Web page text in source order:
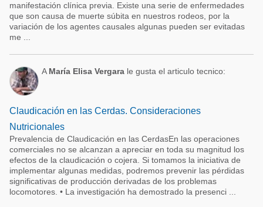
manifestación clínica previa. Existe una serie de enfermedades
que son causa de muerte súbita en nuestros rodeos, por la
variación de los agentes causales algunas pueden ser evitadas
me ...
A María Elisa Vergara le gusta el articulo tecnico:
Claudicación en las Cerdas. Consideraciones
Nutricionales
Prevalencia de Claudicación en las CerdasEn las operaciones
comerciales no se alcanzan a apreciar en toda su magnitud los
efectos de la claudicación o cojera. Si tomamos la iniciativa de
implementar algunas medidas, podremos prevenir las pérdidas
significativas de producción derivadas de los problemas
locomotores. • La investigación ha demostrado la presenci ...